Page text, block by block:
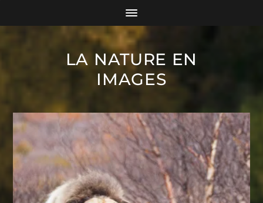
LA NATURE EN
IMAGES